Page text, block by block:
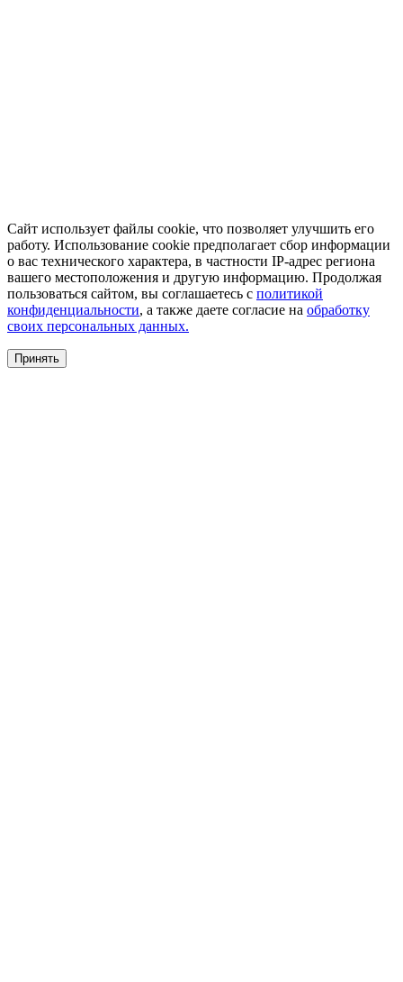
Сайт использует файлы cookie, что позволяет улучшить его
работу. Использование cookie предполагает сбор информации
о вас технического характера, в частности IP-адрес региона
вашего местоположения и другую информацию. Продолжая
пользоваться сайтом, вы соглашаетесь с политикой
конфиденциальности, а также даете согласие на обработку
своих персональных данных.
Принять